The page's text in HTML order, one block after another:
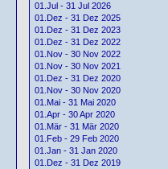
01.Jul - 31 Jul 2026
01.Dez - 31 Dez 2025
01.Dez - 31 Dez 2023
01.Dez - 31 Dez 2022
01.Nov - 30 Nov 2022
01.Nov - 30 Nov 2021
01.Dez - 31 Dez 2020
01.Nov - 30 Nov 2020
01.Mai - 31 Mai 2020
01.Apr - 30 Apr 2020
01.Mär - 31 Mär 2020
01.Feb - 29 Feb 2020
01.Jan - 31 Jan 2020
01.Dez - 31 Dez 2019